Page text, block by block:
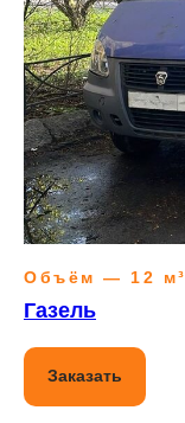
Объём — 12 м³
Газель
Заказать